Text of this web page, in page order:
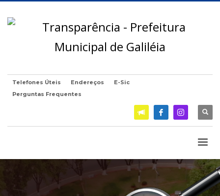
Telefones Úteis Endereços
E-Sic
Perguntas Frequentes